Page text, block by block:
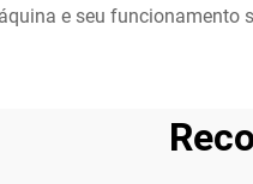
e seu funcionamento